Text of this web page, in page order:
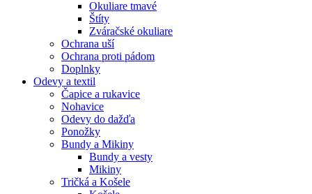
Okuliare tmavé
Štíty
Zváračské okuliare
Ochrana uší
Ochrana proti pádom
Doplnky
Odevy a textil
Čapice a rukavice
Nohavice
Odevy do dažďa
Ponožky
Bundy a Mikiny
Bundy a vesty
Mikiny
Tričká a Košele